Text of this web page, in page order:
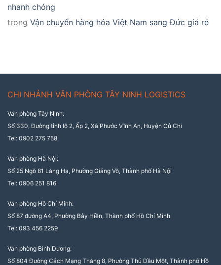
nhanh chóng
trong Vận chuyển hàng hóa Việt Nam sang Đức giá rẻ
CHI NHÁNH VĂN PHÒNG TÂY NINH LOGISTICS
Văn phòng Tây Ninh:
Số 330, Đường tỉnh lộ 2, Ấp 2, Xã Phước Vĩnh An, Huyện Củ Chi
Tel: 0902 275 758
Văn phòng Hà Nội:
Số 25 Ngõ 81 Láng Hạ, Phường Giảng Võ, Thành phố Hà Nội
Tel: 0906 251 816
Văn phòng Hồ Chí Minh:
Số 87 đường A4, Phường Bảy Hiền, Thành phố Hồ Chí Minh
Tel: 093 456 2259
Văn phòng Bình Dương:
Số 804 Đường Cách Mạng Tháng 8, Phường Thủ Dầu Một, Thành phố Hồ